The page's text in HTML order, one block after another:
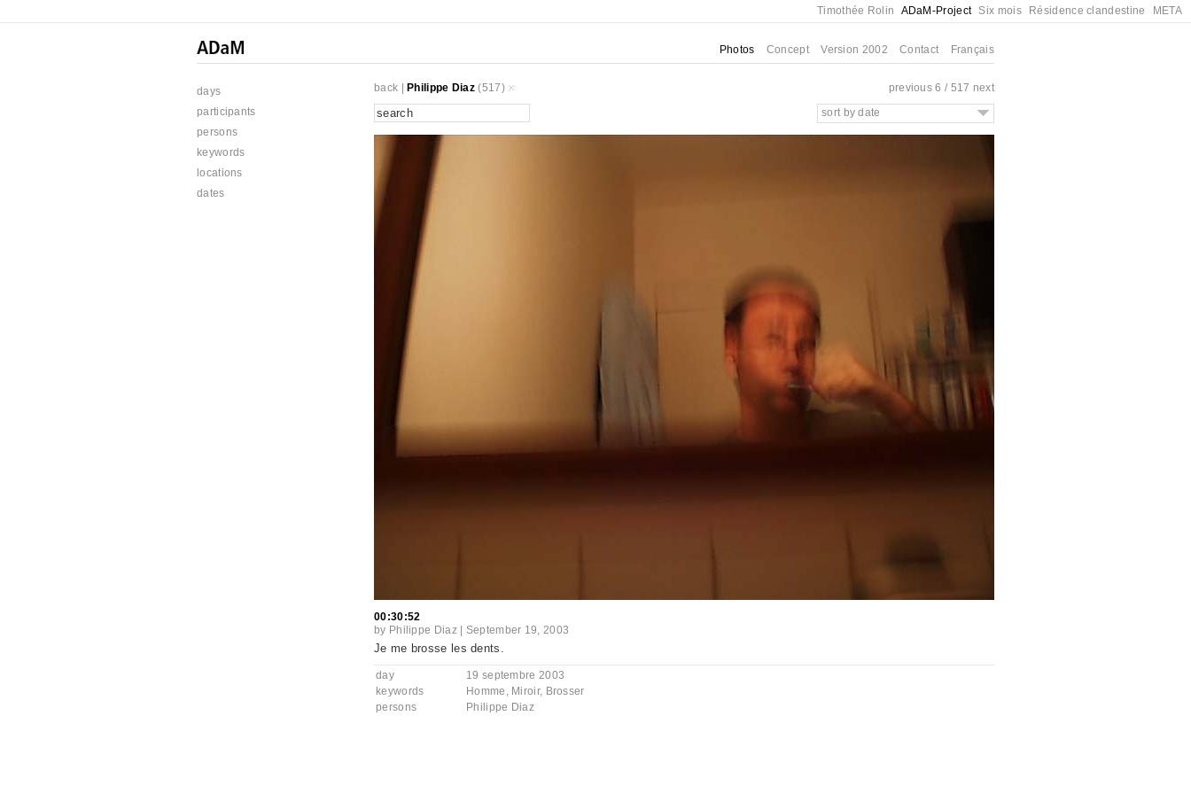
Timothée Rolin ADaM-Project Six mois Résidence clandestine META
Photos Concept Version 2002 Contact Français
days
participants
persons
keywords
locations
dates
back Philippe Diaz (517) previous 6 / 517 next
sort by date
00:30:52
by Philippe Diaz| September 19, 2003
Je me brosse les dents.
day
19 septembre 2003
keywords
Homme , Miroir, Brosser
persons
Philippe Diaz